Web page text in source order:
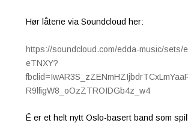
Hør låtene via Soundcloud her:
https://soundcloud.com/edda-music/sets/
eTNXY?
R9lfigW8_oOzZTROIDGb4z_w4
Ē er et helt nytt Oslo-basert band som